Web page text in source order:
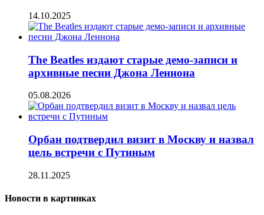
14.10.2025
The Beatles издают старые демо-записи и
архивные песни Джона Леннона
05.08.2026
Орбан подтвердил визит в Москву и назвал
цель встречи с Путиным
28.11.2025
Новости в картинках